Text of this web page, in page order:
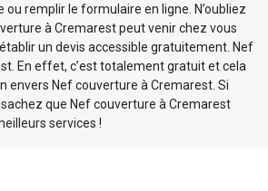
remplir le formulaire en ligne. N’oubliez
à Cremarest peut venir chez vous
un devis accessible gratuitement. Nef
En effet, c’est totalement gratuit et cela
envers Nef couverture à Cremarest. Si
sachez que Nef couverture à Cremarest
services !